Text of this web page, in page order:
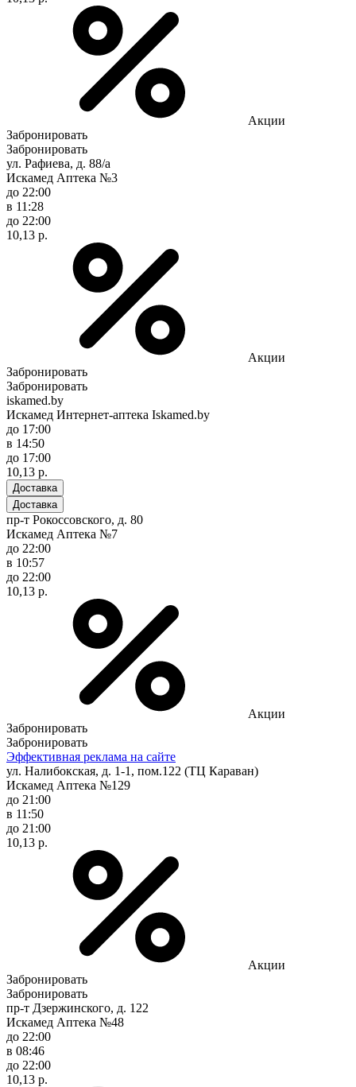
Акции
Забронировать
Забронировать
ул. Рафиева, д. 88/а
Искамед Аптека №3
до 22:00
в 11:28
до 22:00
10,13 р.
Акции
Забронировать
Забронировать
iskamed.by
Искамед Интернет-аптека Iskamed.by
до 17:00
в 14:50
до 17:00
10,13 р.
Доставка
Доставка
пр-т Рокоссовского, д. 80
Искамед Аптека №7
до 22:00
в 10:57
до 22:00
10,13 р.
Акции
Забронировать
Забронировать
Эффективная реклама на сайте
ул. Налибокская, д. 1-1, пом.122 (ТЦ Караван)
Искамед Аптека №129
до 21:00
в 11:50
до 21:00
10,13 р.
Акции
Забронировать
Забронировать
пр-т Дзержинского, д. 122
Искамед Аптека №48
до 22:00
в 08:46
до 22:00
10,13 р.